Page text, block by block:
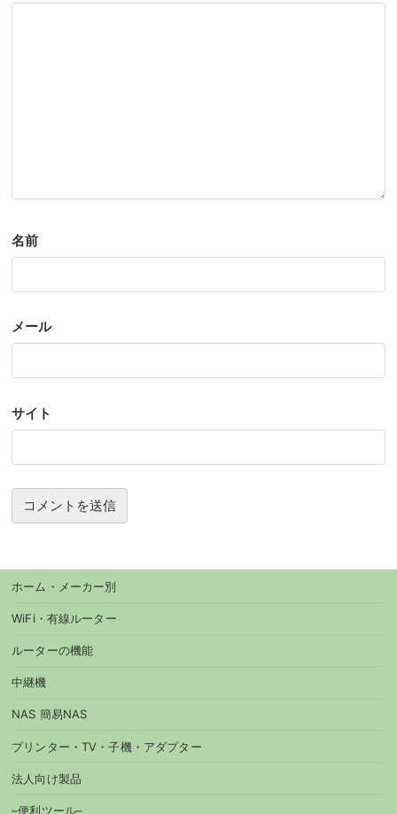
名前
メール
サイト
ホーム・メーカー別
WiFi・有線ルーター
ルーターの機能
中継機
NAS 簡易NAS
プリンター・TV・子機・アダプター
法人向け製品
–便利ツール–